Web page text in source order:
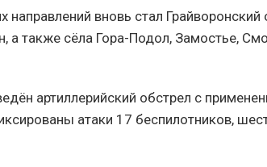
вновь стал Грайворонский
а также сёла Гора-Подол, Замостье,
артиллерийский обстрел с
атаки 17 беспилотников,